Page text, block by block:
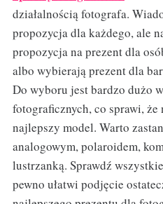
działalnością fotografa.
propozycja dla każdego, ale
propozycja na prezent dla
albo wybierają prezent dla
Do wyboru jest bardzo dużo
fotograficznych, co sprawi, że
najlepszy model. Warto
analogowym, polaroidem,
lustrzanką. Sprawdź
pewno ułatwi podjęcie